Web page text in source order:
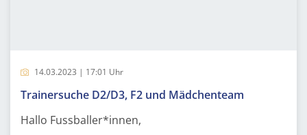
14.03.2023 | 17:01 Uhr
Trainersuche D2/D3, F2 und Mädchenteam
Hallo Fussballer*innen,